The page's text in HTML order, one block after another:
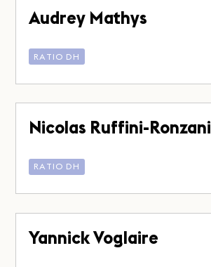
Audrey Mathys
RATIO DH
Nicolas Ruffini-Ronzani
RATIO DH
Yannick Voglaire